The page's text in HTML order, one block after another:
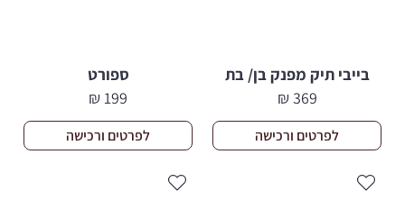
בייבי תיק מפנק בן/ בת
369
₪
לפרטים ורכישה
ספורט
199
₪
לפרטים ורכישה